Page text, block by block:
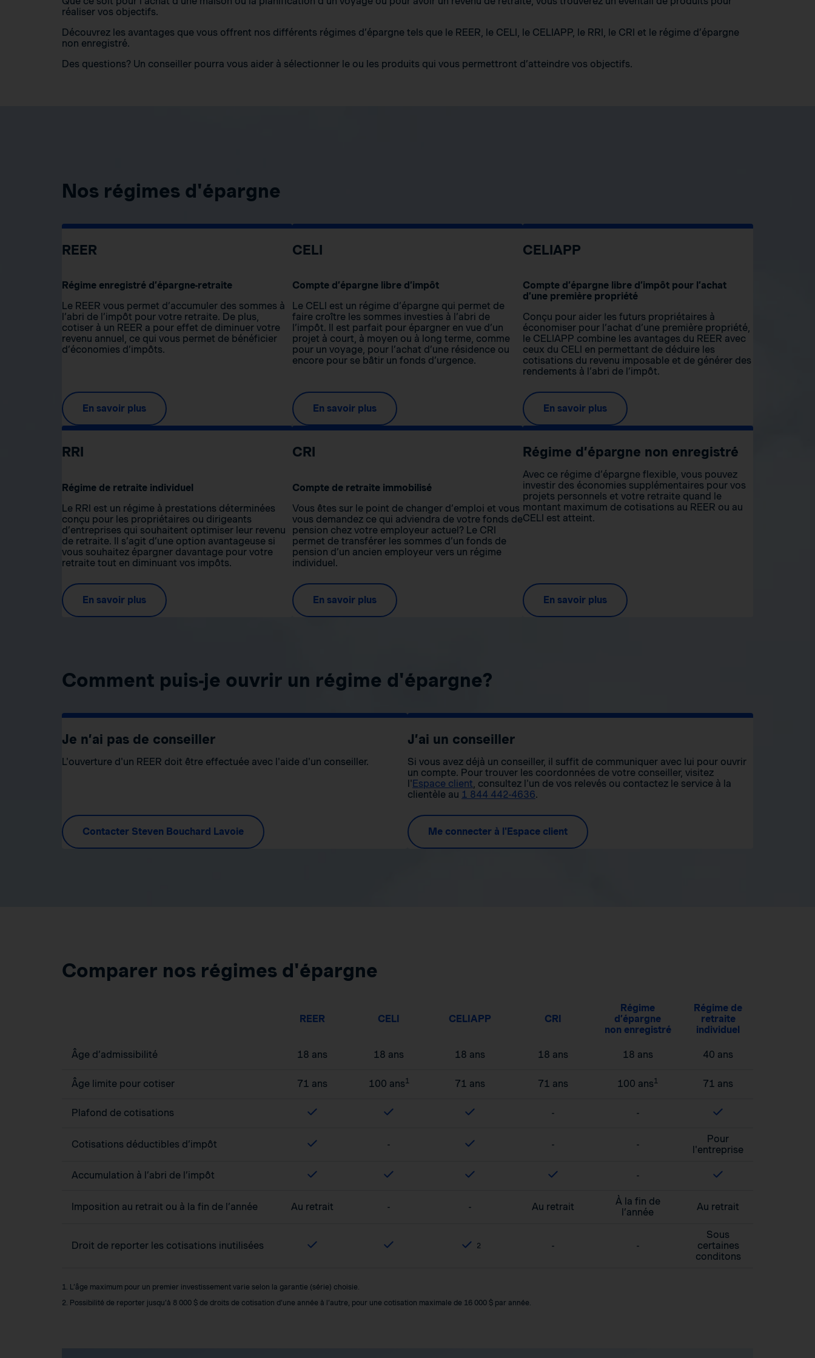
réaliser vos objectifs.
Découvrez les avantages que vous offrent nos différents régimes d’épargne tels que le REER, le CELI, le CELIAPP, le RRI, le CRI et le régime d’épargne
non enregistré.
Des questions? Un conseiller pourra vous aider à sélectionner le ou les produits qui vous permettront d’atteindre vos objectifs.
Nos régimes d'épargne
REER
Régime enregistré d’épargne-retraite
Le REER vous permet d’accumuler des sommes à
l’abri de l’impôt pour votre retraite. De plus,
cotiser à un REER a pour effet de diminuer votre
revenu annuel, ce qui vous permet de bénéficier
d’économies d’impôts.
En savoir plus
CELI
Compte d’épargne libre d’impôt
Le CELI est un régime d’épargne qui permet de
faire croître les sommes investies à l’abri de
l’impôt. Il est parfait pour épargner en vue d’un
projet à court, à moyen ou à long terme, comme
pour un voyage, pour l’achat d’une résidence ou
encore pour se bâtir un fonds d’urgence.
En savoir plus
CELIAPP
Compte d’épargne libre d’impôt pour l’achat
d’une première propriété
Conçu pour aider les futurs propriétaires à
économiser pour l’achat d’une première propriété,
le CELIAPP combine les avantages du REER avec
ceux du CELI en permettant de déduire les
cotisations du revenu imposable et de générer des
rendements à l’abri de l’impôt.
En savoir plus
RRI
Régime de retraite individuel
Le RRI est un régime à prestations déterminées
conçu pour les propriétaires ou dirigeants
d’entreprises qui souhaitent optimiser leur revenu
de retraite. Il s’agit d’une option avantageuse si
vous souhaitez épargner davantage pour votre
retraite tout en diminuant vos impôts.
En savoir plus
CRI
Compte de retraite immobilisé
Vous êtes sur le point de changer d’emploi et vous
vous demandez ce qui adviendra de votre fonds de
pension chez votre employeur actuel? Le CRI
permet de transférer les sommes d’un fonds de
pension d’un ancien employeur vers un régime
individuel.
En savoir plus
Régime d’épargne non enregistré
Avec ce régime d’épargne flexible, vous pouvez
investir des économies supplémentaires pour vos
projets personnels et votre retraite quand le
montant maximum de cotisations au REER ou au
CELI est atteint.
En savoir plus
Comment puis-je ouvrir un régime d'épargne?
Je n’ai pas de conseiller
L'ouverture d'un REER doit être effectuée avec l'aide d'un conseiller.
Contacter Steven Bouchard Lavoie
J’ai un conseiller
Si vous avez déjà un conseiller, il suffit de communiquer avec lui pour ouvrir
un compte. Pour trouver les coordonnées de votre conseiller, visitez
l' Espace client, consultez l'un de vos relevés ou contactez le service à la
clientèle au 1 844 442-4636.
Me connecter à l'Espace client
Comparer nos régimes d'épargne
REER CELI CELIAPP CRI
Régime
d’épargne
non enregistré
Régime de
retraite
individuel
Âge d’admissibilité 18 ans 18 ans 18 ans 18 ans 18 ans 40 ans
Âge limite pour cotiser 71 ans 100 ans1 71 ans 71 ans 100 ans1 71 ans
Plafond de cotisations - -
Cotisations déductibles d’impôt - - -
Pour
l'entreprise
Accumulation à l’abri de l’impôt -
Imposition au retrait ou à la fin de l’année Au retrait - - Au retrait
À la fin de
l’année
Au retrait
Droit de reporter les cotisations inutilisées 2 - -
Sous
certaines
conditons
1. L’âge maximum pour un premier investissement varie selon la garantie (série) choisie.
2. Possibilité de reporter jusqu’à 8 000 $ de droits de cotisation d’une année à l’autre, pour une cotisation maximale de 16 000 $ par année.